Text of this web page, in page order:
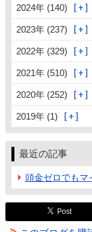
2024年 (140)
2023年 (237)
2022年 (329)
2021年 (510)
2020年 (252)
2019年 (1)
最近の記事
頭金ゼロでもマ
Post